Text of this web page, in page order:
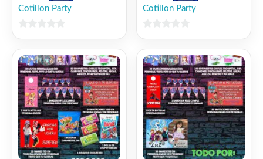
Cotillon Party
5
Cotillon Party
5